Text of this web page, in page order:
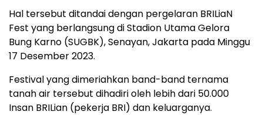
Hal tersebut ditandai dengan pergelaran BRILiaN
Fest yang berlangsung di Stadion Utama Gelora
Bung Karno (SUGBK), Senayan, Jakarta pada Minggu
17 Desember 2023.
Festival yang dimeriahkan band-band ternama
tanah air tersebut dihadiri oleh lebih dari 50.000
Insan BRILian (pekerja BRI) dan keluarganya.